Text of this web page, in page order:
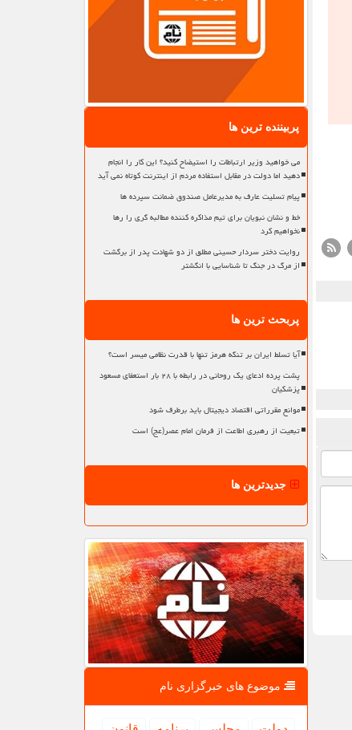
پربیننده ترین ها
می خواهید وزیر ارتباطات را استیضاح کنید؟ این کار را انجام
دهید اما دولت در مقابل استفاده مردم از اینترنت کوتاه نمی آید
پیام تسلیت عارف به مدیرعامل صندوق ضمانت سپرده ها
خط و نشان نبویان برای تیم مذاکره کننده مطالبه گری را رها
نخواهیم کرد
روایت دختر سردار حسینی مطلق از دو شهادت پدر از برگشت
از مرگ در جنگ تا شناسایی با انگشتر
پربحث ترین ها
آیا تسلط ایران بر تنگه هرمز تنها با قدرت نظامی میسر است؟
پشت پرده ادعای یک روحانی در رابطه با ۲۸ بار استعفای مسعود
پزشکیان
موانع مقرراتی اقتصاد دیجیتال باید برطرف شود
تبعیت از رهبری اطاعت از فرمان امام عصر(عج) است
جدیدترین ها
موضوع های خبرگزاری نام